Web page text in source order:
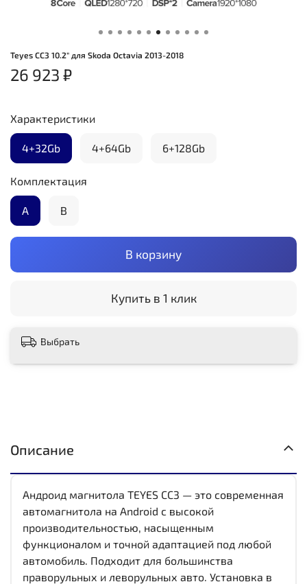
Teyes CC3 10.2" для Skoda Octavia 2013-2018
26 923 ₽
В корзину
Купить в 1 клик
Характеристики
4+32Gb 4+64Gb 6+128Gb
Комплектация
А B
Выбрать
Описание
Андроид магнитола TEYES CC3 — это современная
автомагнитола на Android с высокой
производительностью, насыщенным
функционалом и точной адаптацией под любой
автомобиль. Подходит для большинства
праворульных и леворульных авто. Установка в